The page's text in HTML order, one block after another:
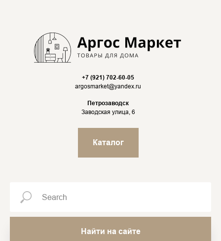
+7 (921) 702-60-05
argosmarket@yandex.ru
Петрозаводск
Заводская улица, 6
Каталог
Найти на сайте